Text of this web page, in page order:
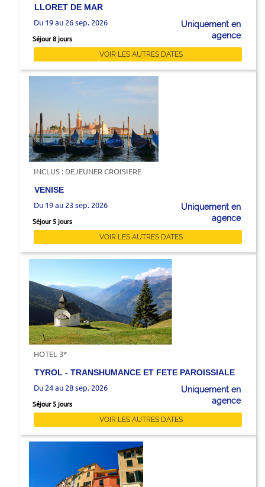
LLORET DE MAR
Du 19 au 26 sep. 2026
Séjour 8 jours
Uniquement en
agence
VOIR LES AUTRES DATES
INCLUS : DEJEUNER CROISIERE
VENISE
Du 19 au 23 sep. 2026
Séjour 5 jours
Uniquement en
agence
VOIR LES AUTRES DATES
HOTEL 3*
TYROL - TRANSHUMANCE ET FETE PAROISSIALE
Du 24 au 28 sep. 2026
Séjour 5 jours
Uniquement en
agence
VOIR LES AUTRES DATES